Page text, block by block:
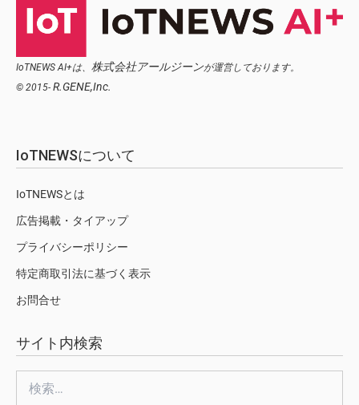
IoTNEWS AI+は、 株式会社アールジーンが運営しております。
© 2015- R.GENE,Inc.
IoTNEWSについて
IoTNEWSとは
広告掲載・タイアップ
プライバシーポリシー
特定商取引法に基づく表示
お問合せ
サイト内検索